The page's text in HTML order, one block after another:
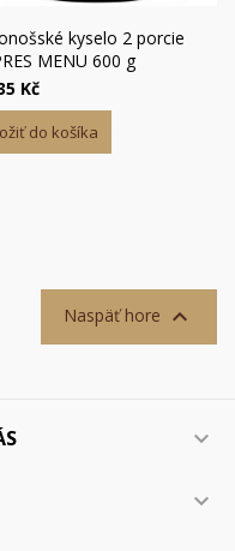
kyselo 2 porcie
MENU 600 g
Kč
do košíka
Naspäť hore 

